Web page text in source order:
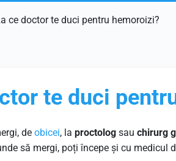
ce doctor te duci pentru hemoroizi?
te duci
de obicei, la proctolog sau chirurg
să mergi, poți începe și cu medicul